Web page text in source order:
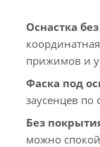
Оснастка
прижимов и
Фаска под
заусенцев
Без
можно